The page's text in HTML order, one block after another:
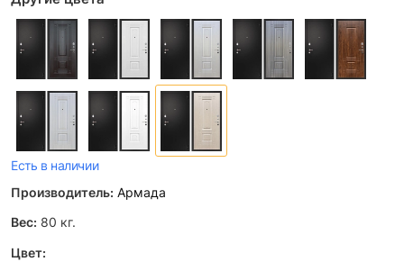
Есть в наличии
Производитель: Армада
Вес: 80 кг.
Цвет: